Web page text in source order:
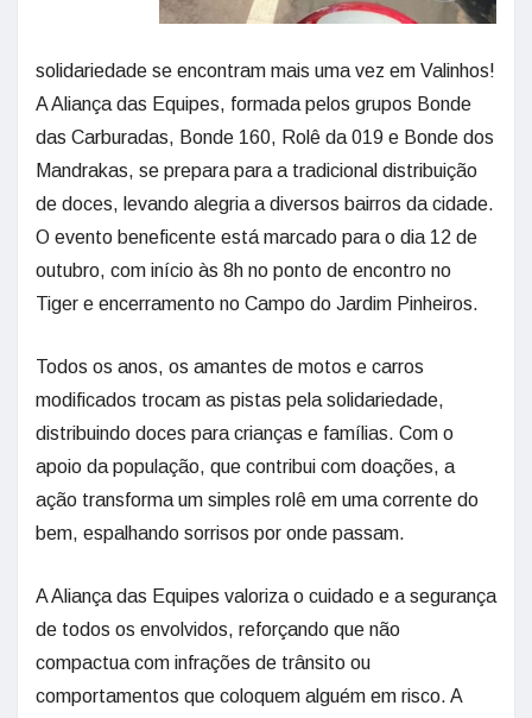
solidariedade se encontram mais uma vez em Valinhos!
A Aliança das Equipes, formada pelos grupos Bonde
das Carburadas, Bonde 160, Rolê da 019 e Bonde dos
Mandrakas, se prepara para a tradicional distribuição
de doces, levando alegria a diversos bairros da cidade.
O evento beneficente está marcado para o dia 12 de
outubro, com início às 8h no ponto de encontro no
Tiger e encerramento no Campo do Jardim Pinheiros.
Todos os anos, os amantes de motos e carros
modificados trocam as pistas pela solidariedade,
distribuindo doces para crianças e famílias. Com o
apoio da população, que contribui com doações, a
ação transforma um simples rolê em uma corrente do
bem, espalhando sorrisos por onde passam.
A Aliança das Equipes valoriza o cuidado e a segurança
de todos os envolvidos, reforçando que não
compactua com infrações de trânsito ou
comportamentos que coloquem alguém em risco. A